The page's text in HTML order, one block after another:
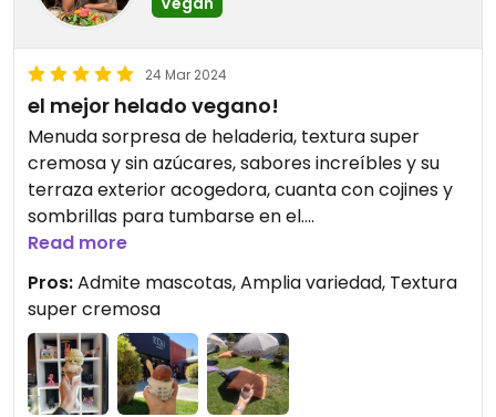
24 Mar 2024
el mejor helado vegano!
Menuda sorpresa de heladeria, textura super
cremosa y sin azúcares, sabores increíbles y su
terraza exterior acogedora, cuanta con cojines y
sombrillas para tumbarse en el.
Cuenta también con café y repostería, pero no
debéis perderos su punto fuerte, los helados.
Read more
Pros:Admite mascotas, Amplia variedad, Textura
super cremosa